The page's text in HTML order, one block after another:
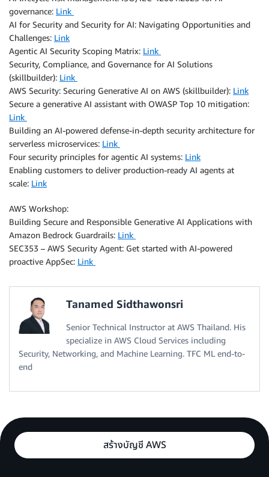
governance: Link
AI for Security and Security for AI: Navigating Opportunities and
Challenges: Link
Agentic AI Security Scoping Matrix: Link
Security, Compliance, and Governance for AI Solutions
(skillbuilder): Link
AWS Security: Securing Generative AI on AWS (skillbuilder): Link
Secure a generative AI assistant with OWASP Top 10 mitigation:
Link
Building an AI-powered defense-in-depth security architecture for
serverless microservices: Link
Four security principles for agentic AI systems: Link
Enabling customers to deliver production-ready AI agents at
scale: Link
AWS Workshop:
Building Secure and Responsible Generative AI Applications with
Amazon Bedrock Guardrails: Link
SEC353 – AWS Security Agent: Get started with AI-powered
proactive AppSec: Link
Tanamed Sidthawonsri
Senior Technical Instructor at AWS Thailand. His
specialize in AWS Cloud Services including
Security, Networking, and Machine Learning. TFC ML end-to-
end
สร้างบัญชี AWS